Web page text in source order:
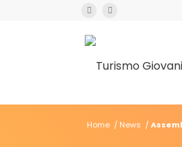
Home / News /